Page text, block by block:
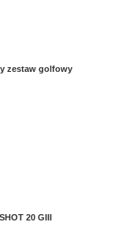
zestaw golfowy
20 GIII